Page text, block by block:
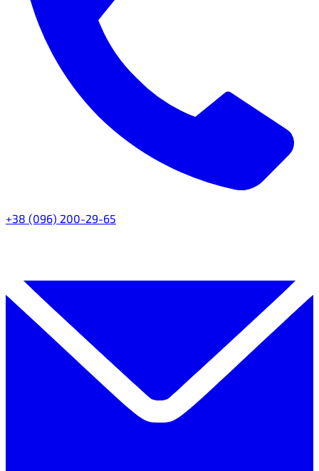
+38 (096) 200-29-65